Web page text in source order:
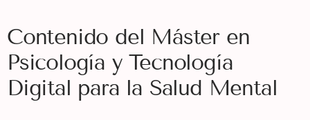
Contenido del Máster en
Psicología y Tecnología
Digital para la Salud Mental